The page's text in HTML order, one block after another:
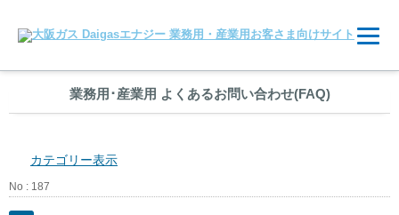
業務用 ･産業用 よくあるお問い合わせ(FAQ)
カテゴリー表示
No : 187